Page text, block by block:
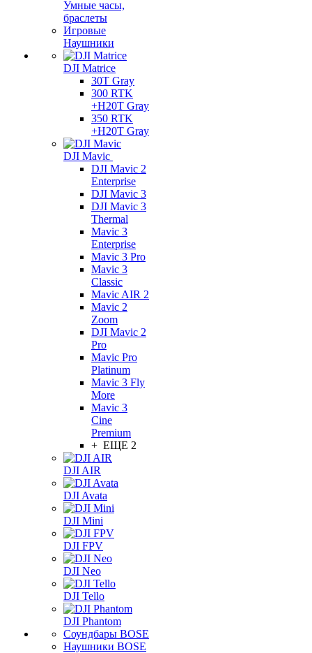
Умные часы,
браслеты
Игровые
Наушники
DJI Matrice
30T Gray
300 RTK
+H20T Gray
350 RTK
+H20T Gray
DJI Mavic
DJI Mavic 2
Enterprise
DJI Mavic 3
DJI Mavic 3
Thermal
Mavic 3
Enterprise
Mavic 3 Pro
Mavic 3
Сlassic
Mavic AIR 2
Mavic 2
Zoom
DJI Mavic 2
Pro
Mavic Pro
Platinum
Mavic 3 Fly
More
Mavic 3
Cine
Premium
+ ЕЩЕ 2
DJI AIR
DJI Avata
DJI Mini
DJI FPV
DJI Neo
DJI Tello
DJI Phantom
Соундбары BOSE
Наушники BOSE